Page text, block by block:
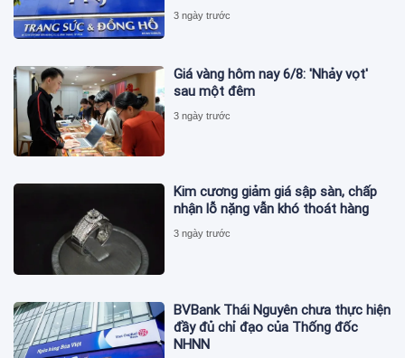
3 ngày trước
Giá vàng hôm nay 6/8: 'Nhảy vọt'
sau một đêm
3 ngày trước
Kim cương giảm giá sập sàn, chấp
nhận lỗ nặng vẫn khó thoát hàng
3 ngày trước
BVBank Thái Nguyên chưa thực hiện
đầy đủ chỉ đạo của Thống đốc
NHNN